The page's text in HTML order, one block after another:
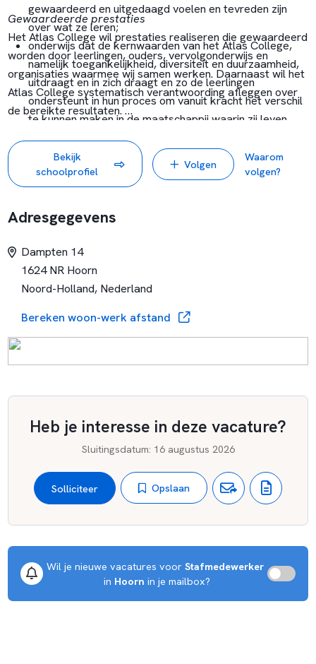
gewaardeerd en uitgedaagd voelen en tevreden zijn
over wat ze leren;
onderwijs dat de kernwaarden van het Atlas College,
namelijk toegankelijkheid, diversiteit en duurzaamheid,
uitdraagt en in zich draagt en zo de leerlingen
ondersteunt in hun proces om vanuit kracht het verschil
te kunnen maken in de maatschappij waarin zij leven.
Gewaardeerde prestaties
Het Atlas College wil prestaties realiseren die gewaardeerd
worden door leerlingen, ouders, vervolgonderwijs en
organisaties waarmee wij samen werken. Daarnaast wil het
Atlas College systematisch verantwoording afleggen over
de bereikte resultaten.
Krachtige collega's
Krachtige collega's zijn nodig om de ambities te kunnen
verwezenlijken. Het zijn collega's die de regie kunnen en
daarover in overleg blijven. En collega's die zich er bewust
leergemeenschap.
De kernwaarden en ambities vormen de rode draad in wat
de Atlasscholen samenbindt tot Atlas College.
Bekijk
schoolprofiel
Volgen
Waarom
volgen?
Adresgegevens
Dampten 14
1624 NR Hoorn
Noord-Holland, Nederland
Bereken woon-werk afstand
Heb je interesse in deze vacature?
Sluitingsdatum: 16 augustus 2026
Solliciteer Opslaan
Wil je nieuwe vacatures voor Stafmedewerker
in Hoorn in je mailbox?